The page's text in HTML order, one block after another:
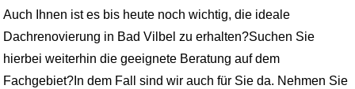
Auch Ihnen ist es bis heute noch wichtig, die ideale
Dachrenovierung in Bad Vilbel zu erhalten?Suchen Sie
hierbei weiterhin die geeignete Beratung auf dem
Fachgebiet?In dem Fall sind wir auch für Sie da. Nehmen Sie